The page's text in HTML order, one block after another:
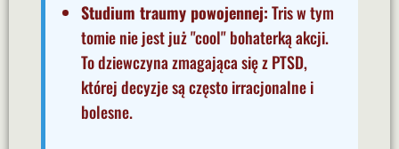
Studium traumy powojennej:Tris w tym
tomie nie jest już "cool" bohaterką akcji.
To dziewczyna zmagająca się z PTSD,
której decyzje są często irracjonalne i
bolesne.